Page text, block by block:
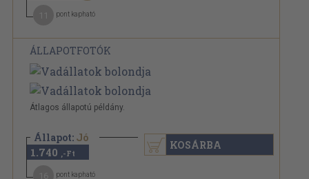
pont kapható
ÁLLAPOTFOTÓK
Átlagos állapotú példány.
Állapot: Jó
1.740 ,-Ft
pont kapható
KOSÁRBA